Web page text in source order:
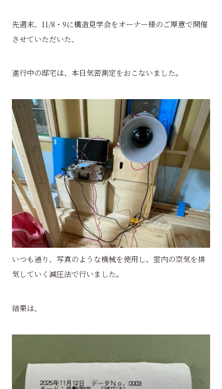
先週末、11/8・9に構造見学会をオーナー様のご厚意で開催
させていただいた、
進行中の邸宅は、本日気密測定をおこないました。
いつも通り、写真のような機械を使用し、室内の空気を排
気していく減圧法で行いました。
結果は、